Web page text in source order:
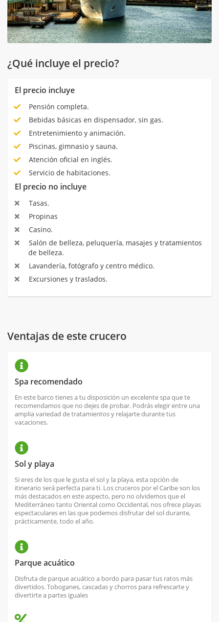
¿Qué incluye el precio?
El precio incluye
Pensión completa.
Bebidas básicas en dispensador, sin gas.
Entretenimiento y animación.
Piscinas, gimnasio y sauna.
Atención oficial en inglés.
Servicio de habitaciones.
El precio no incluye
Tasas.
Propinas
Casino.
Salón de belleza, peluquería, masajes y tratamientos
de belleza.
Lavandería, fotógrafo y centro médico.
Excursiones y traslados.
Ventajas de este crucero
Spa recomendado
En este barco tienes a tu disposición un excelente spa que te
recomendamos que no dejes de probar. Podrás elegir entre una
amplia variedad de tratamientos y relajarte durante tus
vacaciones.
Sol y playa
Si eres de los que le gusta el sol y la playa, esta opción de
itinerario será perfecta para ti. Los cruceros por el Caribe son los
más destacados en este aspecto, pero no olvidemos que el
Mediterráneo tanto Oriental como Occidental, nos ofrece playas
espectaculares en las que podemos disfrutar del sol durante,
prácticamente, todo el año.
Parque acuático
Disfruta de parque acuático a bordo para pasar tus ratos más
divertidos. Toboganes, cascadas y chorros para refrescarte y
divertirte a partes iguales